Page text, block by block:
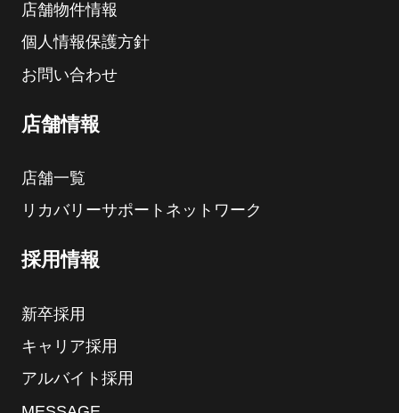
店舗物件情報
個人情報保護方針
お問い合わせ
店舗情報
店舗一覧
リカバリーサポートネットワーク
採用情報
新卒採用
キャリア採用
アルバイト採用